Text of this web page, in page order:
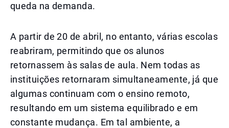
queda na demanda.
A partir de 20 de abril, no entanto, várias escolas
reabriram, permitindo que os alunos
retornassem às salas de aula. Nem todas as
instituições retornaram simultaneamente, já que
algumas continuam com o ensino remoto,
resultando em um sistema equilibrado e em
constante mudança. Em tal ambiente, a